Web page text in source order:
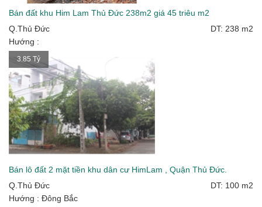
Bán đất khu Him Lam Thủ Đức 238m2 giá 45 triêu m2
Q.Thủ Đức
DT: 238 m2
Hướng :
3.85 Tỷ
Bán lô đất 2 mặt tiền khu dân cư HimLam , Quận Thủ Đức.
Q.Thủ Đức
DT: 100 m2
Hướng : Đông Bắc